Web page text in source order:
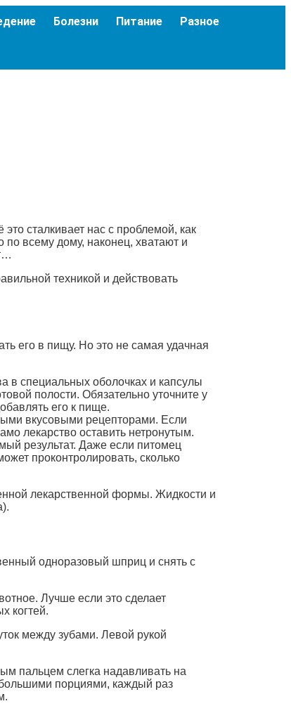
Болезни Питание Разное
сталкивает нас с проблемой, как
по всему дому, наконец, хватают и
техникой и действовать
его в пищу. Но это не самая удачная
в специальных оболочках и капсулы
полости. Обязательно уточните у
его к пище.
вкусовыми рецепторами. Если
лекарство оставить нетронутым.
результат. Даже если питомец
проконтролировать, сколько
лекарственной формы. Жидкости и
одноразовый шприц и снять с
Лучше если это сделает
когтей.
между зубами. Левой рукой
пальцем слегка надавливать на
порциями, каждый раз